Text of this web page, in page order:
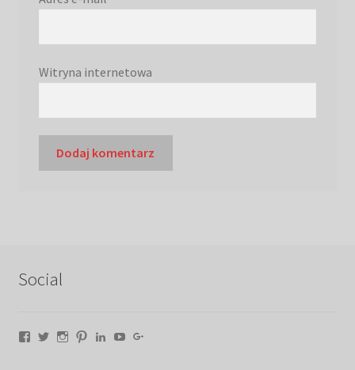
Witryna internetowa
Social
Facebook
TwitterInstagram
PinterestLinkedIn
YouTube